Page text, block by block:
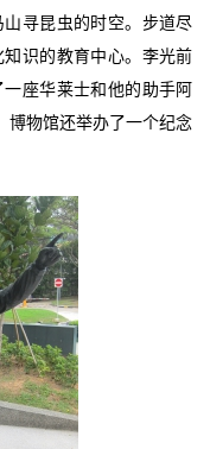
寻昆虫的时空。步道尽
识的教育中心。李光前
座华莱士和他的助手阿
博物馆还举办了一个纪念